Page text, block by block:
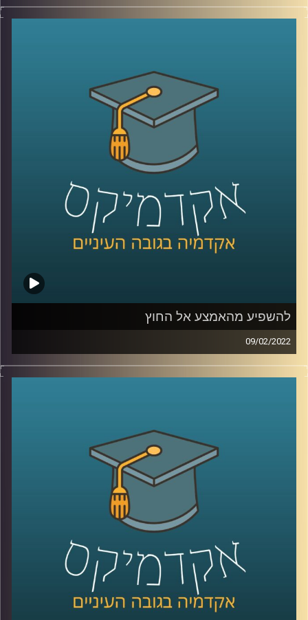
כולם רוצים אהבה כמו בסרטים, כזאת שממבט ראשון יודעים
בה ש"זה-זה". אבל מהי בעצם אותה אהבה הוליוודית ומה הבעיה
האזינו לשיחה שקיימתי עם ד"ר שירי רזניק, פסיכולוגית חברתית
וחוקרת תקשורת, מרצת הקורס "ייצוגים של אהבה וזוגיות
בתרבות הפופולארית".
לשיחה עם ד"ר שירי רזניק על איך ילדות תופסות סיפורי אהבה
לשיחה עם ד"ר רזניק עם הקשר בין אהבה לצרכנות –
להשפיע מהאמצע אל החוץ
09/02/2022
אני משערת שרובכם ורובכן שמעתם על שינויים מהשטח,
כלומר מלמעטה ומשם עולים "למעלה" אל מקבלי ההחלטות
לקיימות, מציינת שיש עוד מקור ממנו יכולים להגיע שינויים.
האמצע. אז מיהם אותם "אנשי אמצע" ולמה הם כל כך
חשובים? האזינו לשיחה.
לשיחה שקיימתי עם פרופ' יעל פרג על מכסות פחמן אישיות –
לשיחה שקיימתי עם פרופ' יעל פרג על ביטחון אנרגיה –